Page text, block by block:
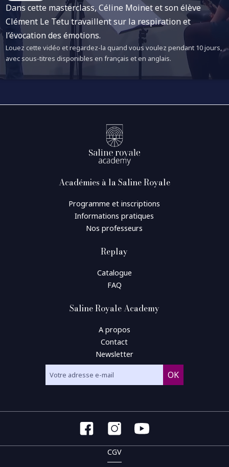
Dans cette masterclass, Céline Moinet et son élève
Clément Le Tetu travaillent sur la respiration et
l’évocation des émotions.
Louez cette vidéo et regardez-la quand vous voulez pendant 10 jours,
avec sous-titres disponibles en français et en anglais.
Académies à la Saline Royale
Programme et inscriptions
Informations pratiques
Nos professeurs
Replay
Catalogue
FAQ
Saline Royale Academy
A propos
Contact
Newsletter
CGV